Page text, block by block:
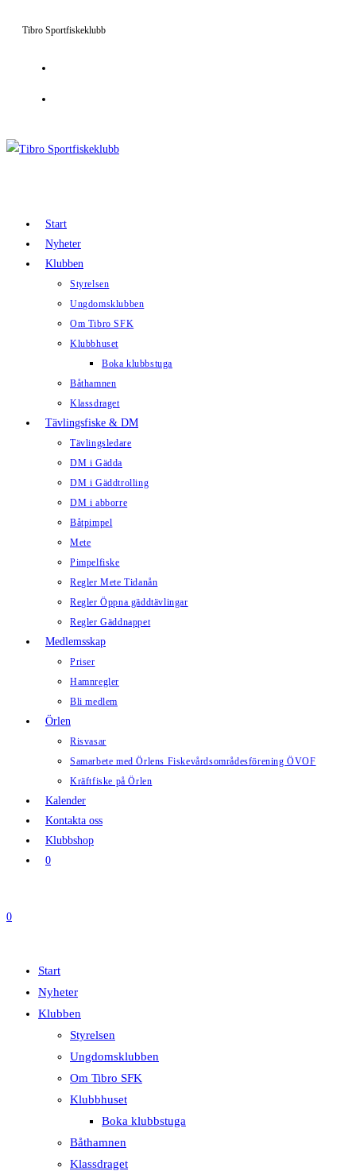
Tibro Sportfiskeklubb
Start
Nyheter
Klubben
Styrelsen
Ungdomsklubben
Om Tibro SFK
Klubbhuset
Boka klubbstuga
Båthamnen
Klassdraget
Tävlingsfiske & DM
Tävlingsledare
DM i Gädda
DM i Gäddtrolling
DM i abborre
Båtpimpel
Mete
Pimpelfiske
Regler Mete Tidanån
Regler Öppna gäddtävlingar
Regler Gäddnappet
Medlemsskap
Priser
Hamnregler
Bli medlem
Örlen
Risvasar
Samarbete med Örlens Fiskevårdsområdesförening ÖVOF
Kräftfiske på Örlen
Kalender
Kontakta oss
Klubbshop
0
0
Start
Nyheter
Klubben
Styrelsen
Ungdomsklubben
Om Tibro SFK
Klubbhuset
Boka klubbstuga
Båthamnen
Klassdraget